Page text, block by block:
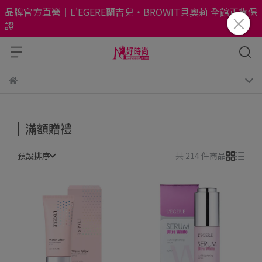
品牌官方直營｜L'EGERE蘭吉兒・BROWIT貝奧莉 全館正貨保
證
滿額贈禮
預設排序 共 214 件商品